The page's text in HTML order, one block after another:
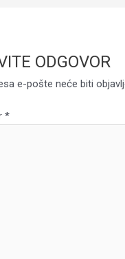
ODGOVOR
e-pošte neće biti
*